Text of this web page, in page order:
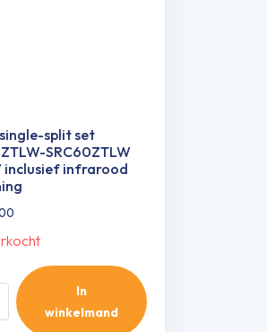
split set
SRC60ZTLW
inclusief infrarood
In
winkelmand